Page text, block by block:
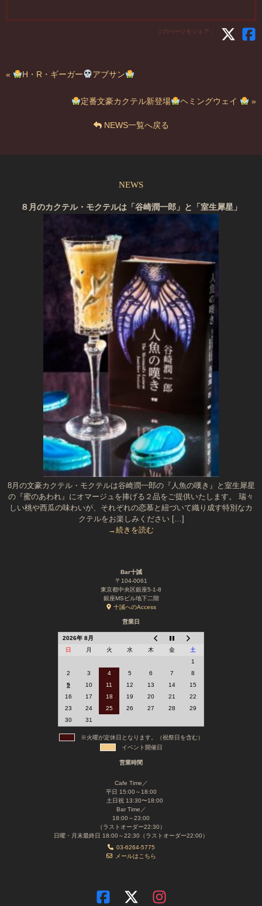
このページをシェア：
« H・R・ギーガー アブサン
定番文豪カクテル新登場 ヘミングウェイ »
NEWS一覧へ戻る
NEWS
８月のカクテル・モクテルは「谷崎潤一郎」と「室生犀星」
8月の文豪カクテル・モクテルは谷崎潤一郎の『人魚の嘆き』と室生犀星
の『蜜のあわれ』にオマージュを捧げる２品をご提供いたします。 瑞々
しい桃や西瓜の味わいが、それぞれの恋慕と紐づいて織り成す特別なカ
クテルをお楽しみください […]
→続きを読む
Bar十誡
〒104-0061
東京都中央区銀座5-1-8
銀座MSビル地下二階
十誡へのAccess
営業日
2026年 8月
日
月 火 水 木 金
土
1
2
3 4 5 6 7
8
9
10 11 12 13 14
15
16
17 18 19 20 21
22
23
24 25 26 27 28
29
30
31
※火曜が定休日となります。（祝祭日を含む）
イベント開催日
営業時間
Cafe Time／
平日 15:00～18:00
土日祝 13:30〜18:00
Bar Time／
18:00～23:00
（ラストオーダー22:30）
日曜・月末最終日 18:00～22:30（ラストオーダー22:00）
03-6264-5775
メールはこちら